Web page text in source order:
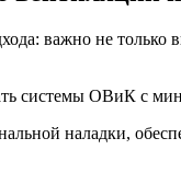
важно не
ОВиК с
наладки,